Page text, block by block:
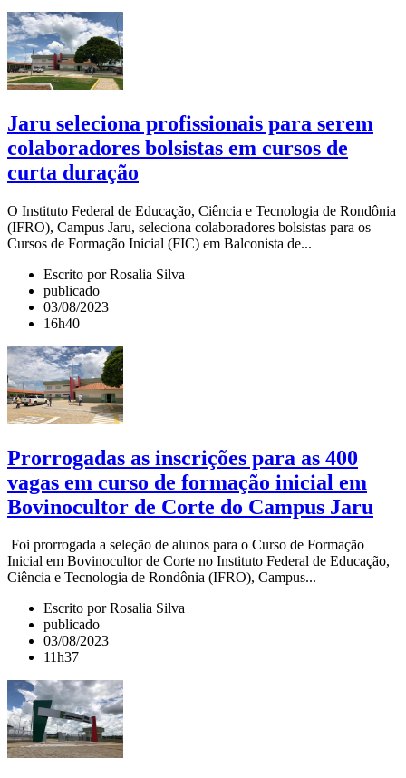
Jaru seleciona profissionais para serem
colaboradores bolsistas em cursos de
curta duração
O Instituto Federal de Educação, Ciência e Tecnologia de Rondônia
(IFRO), Campus Jaru, seleciona colaboradores bolsistas para os
Cursos de Formação Inicial (FIC) em Balconista de...
Escrito por Rosalia Silva
publicado
03/08/2023
16h40
Prorrogadas as inscrições para as 400
vagas em curso de formação inicial em
Bovinocultor de Corte do Campus Jaru
Foi prorrogada a seleção de alunos para o Curso de Formação
Inicial em Bovinocultor de Corte no Instituto Federal de Educação,
Ciência e Tecnologia de Rondônia (IFRO), Campus...
Escrito por Rosalia Silva
publicado
03/08/2023
11h37